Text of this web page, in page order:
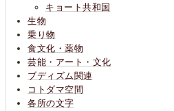
キョート共和国
生物
乗り物
食文化・薬物
芸能・アート・文化
ブディズム関連
コトダマ空間
各所の文字